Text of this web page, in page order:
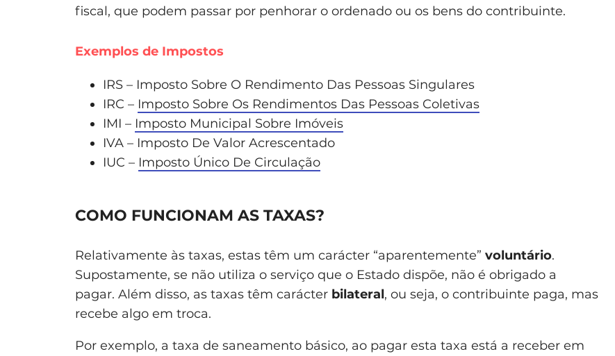
fiscal, que podem passar por penhorar o ordenado ou os bens do contribuinte.
Exemplos de Impostos
IRS – Imposto Sobre O Rendimento Das Pessoas Singulares
IRC – Imposto Sobre Os Rendimentos Das Pessoas Coletivas
IMI – Imposto Municipal Sobre Imóveis
IVA – Imposto De Valor Acrescentado
IUC – Imposto Único De Circulação
COMO FUNCIONAM AS TAXAS?
Relativamente às taxas, estas têm um carácter “aparentemente” voluntário.
Supostamente, se não utiliza o serviço que o Estado dispõe, não é obrigado a
pagar. Além disso, as taxas têm carácter bilateral, ou seja, o contribuinte paga, mas
recebe algo em troca.
Por exemplo, a taxa de saneamento básico, ao pagar esta taxa está a receber em